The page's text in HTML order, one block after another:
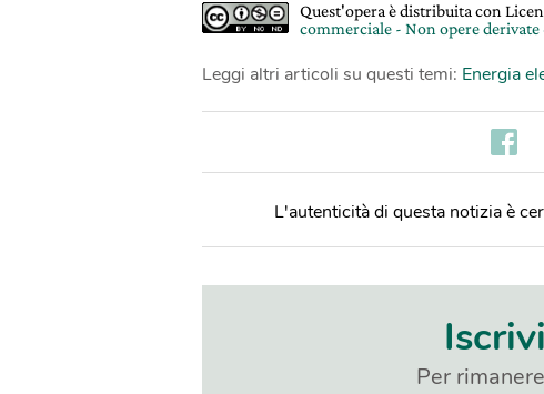
Quest'opera è distribuita con
commerciale - Non opere
Leggi altri articoli su questi temi: Energia
L'autenticità di questa notizia è
Per